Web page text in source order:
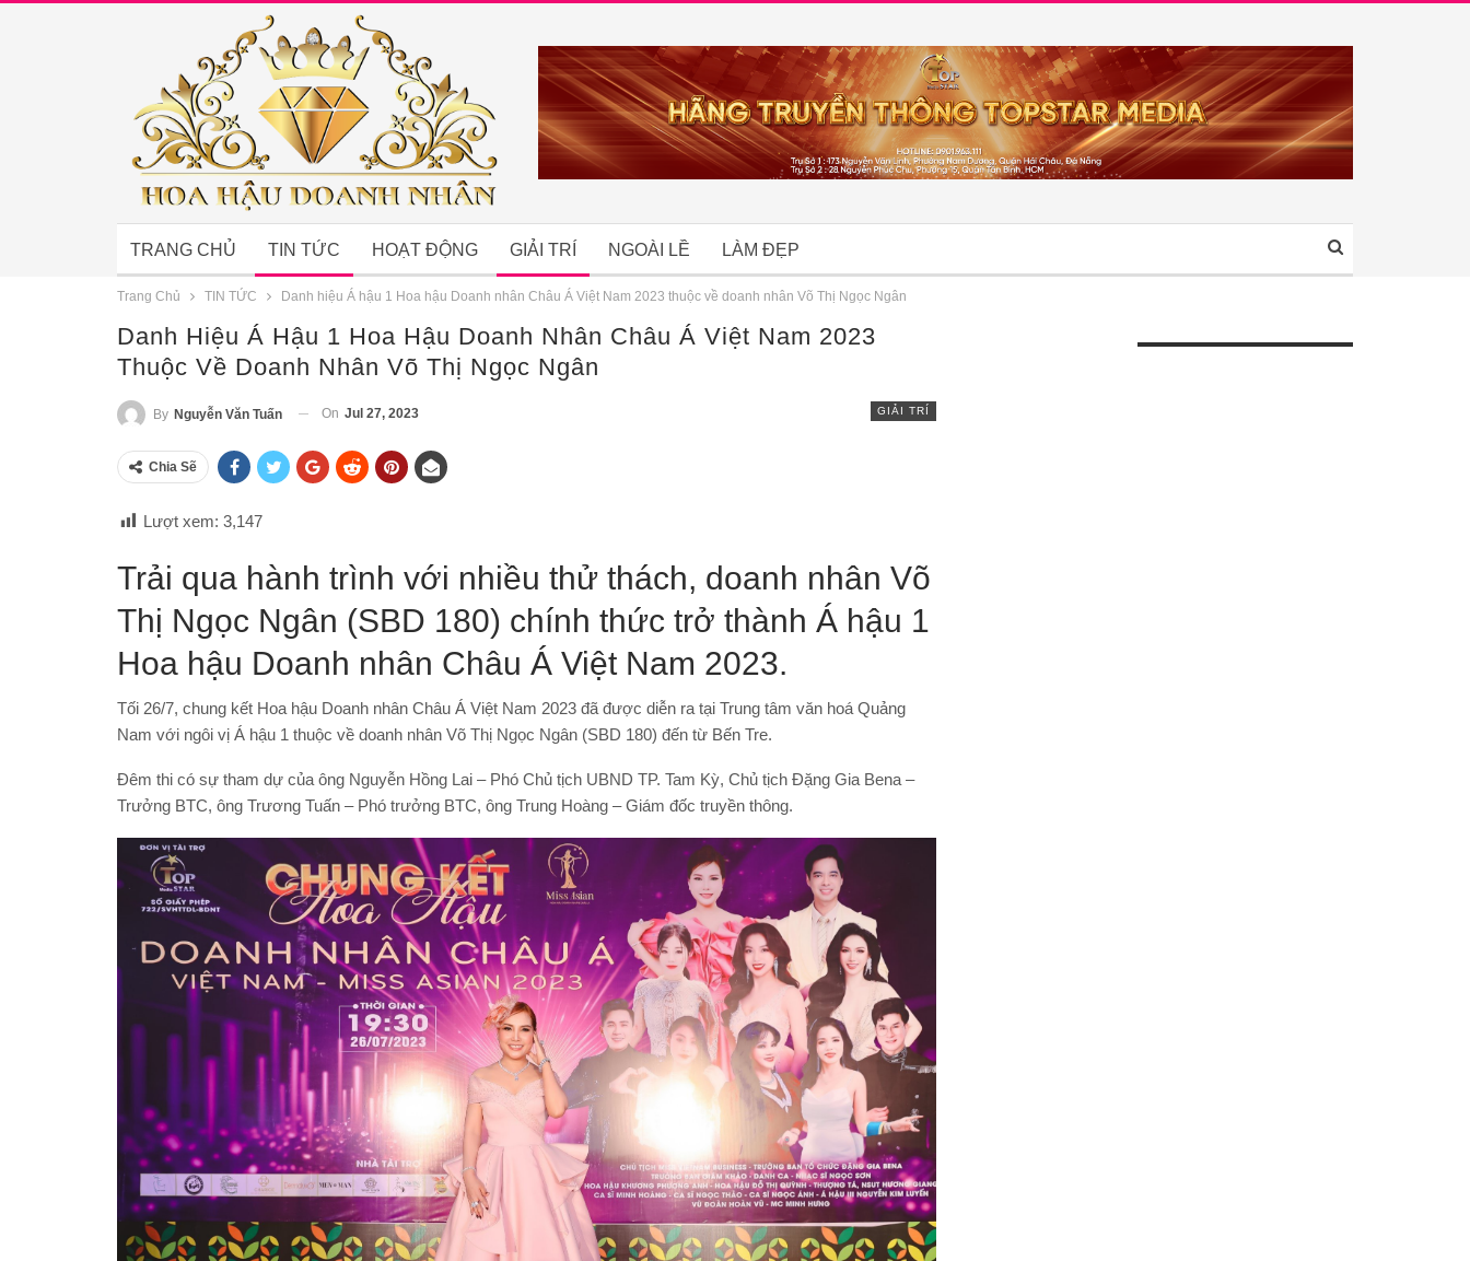
TRANG CHỦ TIN TỨC HOẠT ĐỘNG GIẢI TRÍ NGOÀI LỀ LÀM ĐẸP
Trang Chủ TIN TỨC Danh hiệu Á hậu 1 Hoa hậu Doanh nhân Châu Á Việt Nam 2023 thuộc về doanh nhân Võ Thị Ngọc Ngân
Danh Hiệu Á Hậu 1 Hoa Hậu Doanh Nhân Châu Á Việt Nam 2023
Thuộc Về Doanh Nhân Võ Thị Ngọc Ngân
GIẢI TRÍ
By Nguyễn Văn Tuấn On Jul 27, 2023
Chia Sẽ
Lượt xem: 3,147
Trải qua hành trình với nhiều thử thách, doanh nhân Võ
Thị Ngọc Ngân (SBD 180) chính thức trở thành Á hậu 1
Hoa hậu Doanh nhân Châu Á Việt Nam 2023.
Tối 26/7, chung kết Hoa hậu Doanh nhân Châu Á Việt Nam 2023 đã được diễn ra tại Trung tâm văn hoá Quảng
Nam với ngôi vị Á hậu 1 thuộc về doanh nhân Võ Thị Ngọc Ngân (SBD 180) đến từ Bến Tre.
Đêm thi có sự tham dự của ông Nguyễn Hồng Lai – Phó Chủ tịch UBND TP. Tam Kỳ, Chủ tịch Đặng Gia Bena –
Trưởng BTC, ông Trương Tuấn – Phó trưởng BTC, ông Trung Hoàng – Giám đốc truyền thông.